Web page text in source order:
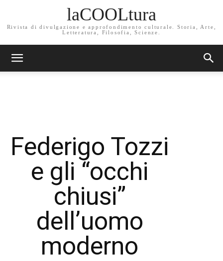
laCOOLtura
Rivista di divulgazione e approfondimento culturale. Storia, Arte,
Letteratura, Filosofia, Scienze.
Federigo Tozzi
e gli “occhi
chiusi”
dell’uomo
moderno